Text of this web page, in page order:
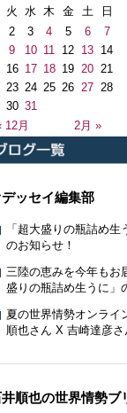
火 水 木 金 土 日
12月 2月 »
2 3 4 5 6
7
9 10 11 12 13 14
16 17 18 19 20 21
23 24 25 26 27 28
30 31
ッセイ編集部
「超大盛りの瓶詰め
のお知らせ！
三陸の恵みを今年もお
盛りの瓶詰め生うに」
夏の世界情勢オンライ
順也さん X 吉崎達彦さ
順也の世界情勢ブ